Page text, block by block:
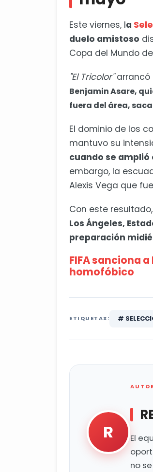
Este viernes, la
duelo amistoso
Copa del Mundo
"El Tricolor"arrancó
Benjamin Asare,
fuera del área,
El dominio de los
mantuvo su
cuando se
embargo, la
Alexis Vega que
Con este resultado,
Los Ángeles,
preparación
FIFA sanciona
homofóbico
ETIQUETAS: #
R
El
no